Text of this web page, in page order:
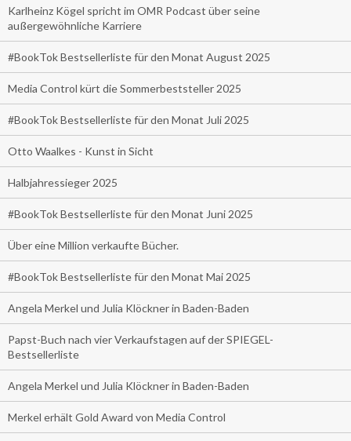
Karlheinz Kögel spricht im OMR Podcast über seine
außergewöhnliche Karriere
#BookTok Bestsellerliste für den Monat August 2025
Media Control kürt die Sommerbeststeller 2025
#BookTok Bestsellerliste für den Monat Juli 2025
Otto Waalkes - Kunst in Sicht
Halbjahressieger 2025
#BookTok Bestsellerliste für den Monat Juni 2025
Über eine Million verkaufte Bücher.
#BookTok Bestsellerliste für den Monat Mai 2025
Angela Merkel und Julia Klöckner in Baden-Baden
Papst-Buch nach vier Verkaufstagen auf der SPIEGEL-
Bestsellerliste
Angela Merkel und Julia Klöckner in Baden-Baden
Merkel erhält Gold Award von Media Control